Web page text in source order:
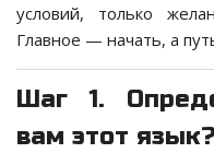
условий, только
Главное — начать, а
Шаг 1.
вам этот язык?